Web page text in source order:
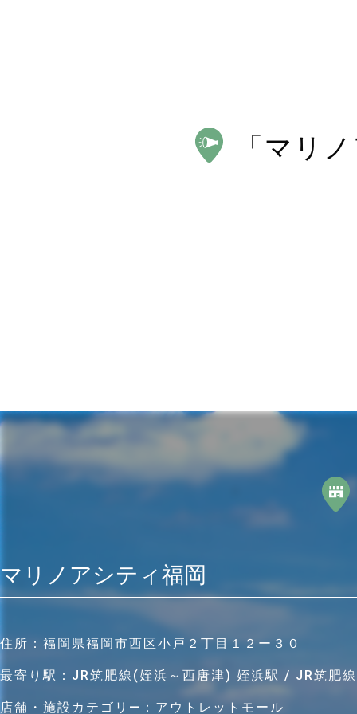
「 マリ
マリノアシティ福岡
住所： 福岡県福岡市西区小戸２丁目１２ー３０
最寄り駅： JR筑肥線(姪浜～西唐津) 姪浜駅 / JR筑肥
店舗・施設カテゴリ―： アウトレットモール